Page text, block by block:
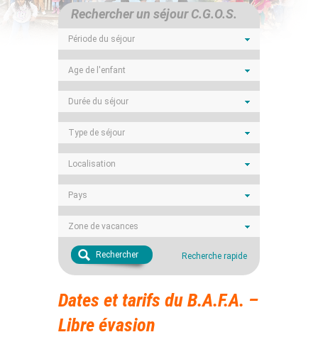
Rechercher un séjour C.G.O.S.
Période du séjour
Age de l'enfant
Durée du séjour
Type de séjour
Localisation
Pays
Zone de vacances
Recherche rapide
Rechercher
Dates et tarifs du B.A.F.A. –
Libre évasion